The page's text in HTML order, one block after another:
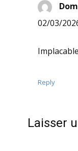
02/03/
Reply
Laisser